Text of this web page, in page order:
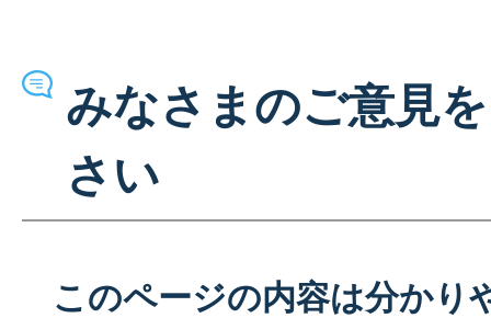
みなさまのご意見
さい
このページの内容は分かり